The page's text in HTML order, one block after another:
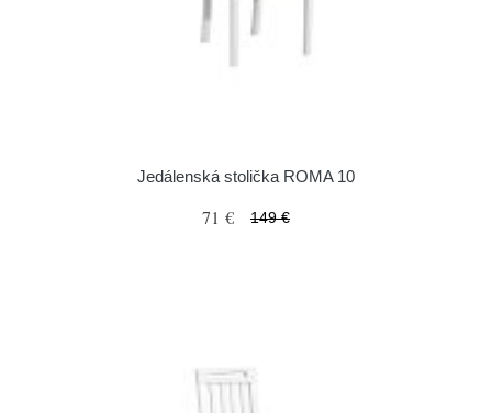
Jedálenská stolička ROMA 10
71 € 149 €